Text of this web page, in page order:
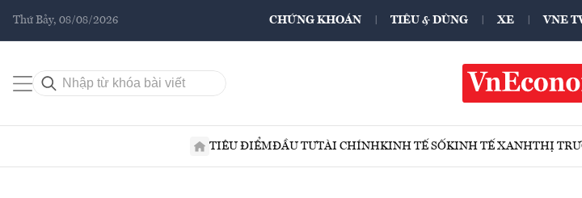
Thứ Bảy, 08/08/2026 CHỨNG KHOÁN TIÊU & DÙNG XE VNE
TIÊU ĐIỂMĐẦU TƯTÀI CHÍNHKINH TẾ SỐKINH TẾ XANHTHỊ